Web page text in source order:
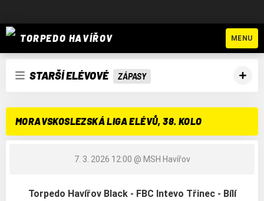
TORPEDO HAVÍŘOV MENU
STARŠÍ ELÉVOVÉ ZÁPASY
MORAVSKOSLEZSKÁ LIGA ELÉVŮ, 38. KOLO
7. 3. 2026 12:00 @ MSH Havířov
Torpedo Havířov Black - FBC Intevo Třinec - Bílí